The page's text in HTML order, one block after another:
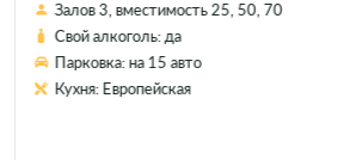
Залов 3, вместимость 25, 50, 70
Свой алкоголь: да
Парковка: на 15 авто
Кухня: Европейская